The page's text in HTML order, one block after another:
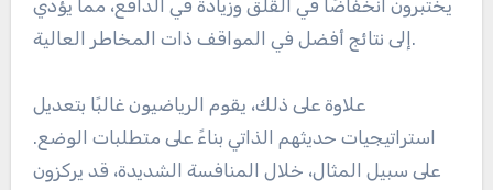
يختبرون انخفاضًا في القلق وزيادة في الدافع، مما يؤدي
إلى نتائج أفضل في المواقف ذات المخاطر العالية.
علاوة على ذلك، يقوم الرياضيون غالبًا بتعديل
استراتيجيات حديثهم الذاتي بناءً على متطلبات الوضع.
على سبيل المثال، خلال المنافسة الشديدة، قد يركزون